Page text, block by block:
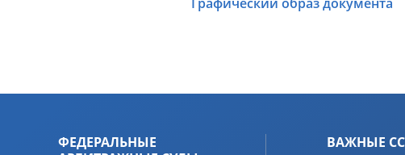
ФЕДЕРАЛЬНЫЕ
ВАЖНЫЕ